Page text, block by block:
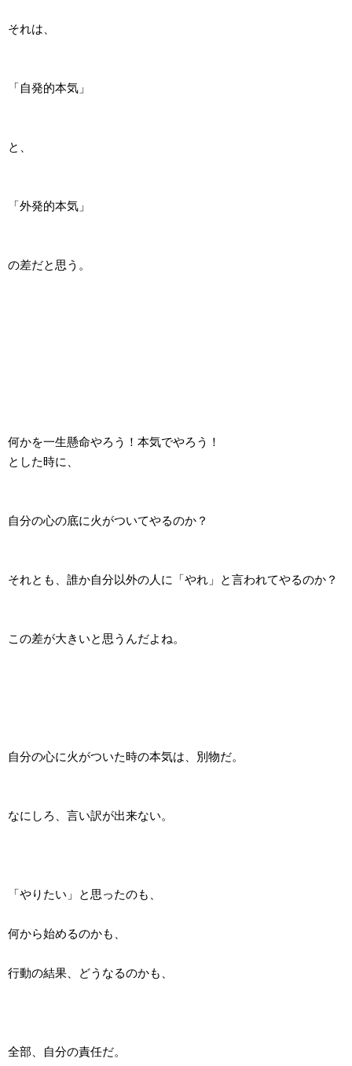
それは、
「自発的本気」
と、
「外発的本気」
の差だと思う。
何かを一生懸命やろう！本気でやろう！
とした時に、
自分の心の底に火がついてやるのか？
それとも、誰か自分以外の人に「やれ」と言われてやるのか？
この差が大きいと思うんだよね。
自分の心に火がついた時の本気は、別物だ。
なにしろ、言い訳が出来ない。
「やりたい」と思ったのも、
何から始めるのかも、
行動の結果、どうなるのかも、
全部、自分の責任だ。